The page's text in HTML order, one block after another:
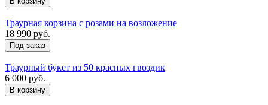
Траурная корзина с розами на возложение
18 990 руб.
Под заказ
Траурный букет из 50 красных гвоздик
6 000 руб.